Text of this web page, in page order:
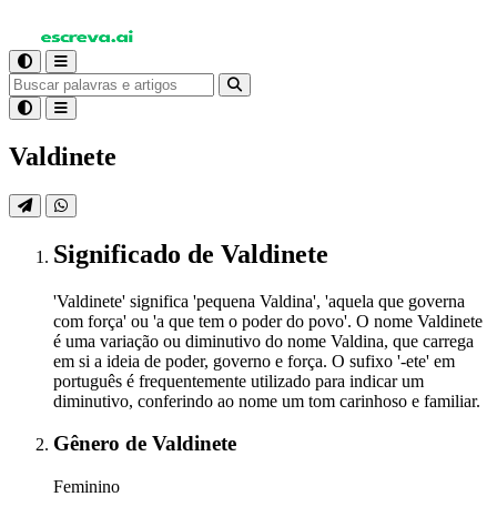
Valdinete
Significado de Valdinete
'Valdinete' significa 'pequena Valdina', 'aquela que governa
com força' ou 'a que tem o poder do povo'. O nome Valdinete
é uma variação ou diminutivo do nome Valdina, que carrega
em si a ideia de poder, governo e força. O sufixo '-ete' em
português é frequentemente utilizado para indicar um
diminutivo, conferindo ao nome um tom carinhoso e familiar.
Gênero de Valdinete
Feminino